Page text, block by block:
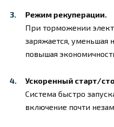
Режим рекуперации.
При торможении
заряжается, уменьшая
повышая
Ускоренный старт/
Система быстро
включение почти